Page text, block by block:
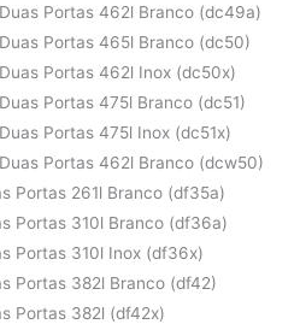
Portas 462l Branco (dc49a)
Portas 465l Branco (dc50)
Portas 462l Inox (dc50x)
Portas 475l Branco (dc51)
Portas 475l Inox (dc51x)
Portas 462l Branco (dcw50)
Portas 261l Branco (df35a)
Portas 310l Branco (df36a)
Portas 310l Inox (df36x)
Portas 382l Branco (df42)
Portas 382l (df42x)